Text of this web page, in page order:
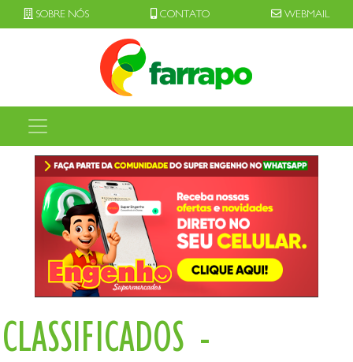
SOBRE NÓS CONTATO WEBMAIL
CLASSIFICADOS -